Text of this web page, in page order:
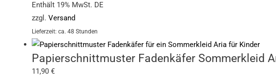
Enthält 19% MwSt. DE
zzgl. Versand
Lieferzeit: ca. 48 Stunden
Papierschnittmuster Fadenkäfer Sommerkleid
11,90 €